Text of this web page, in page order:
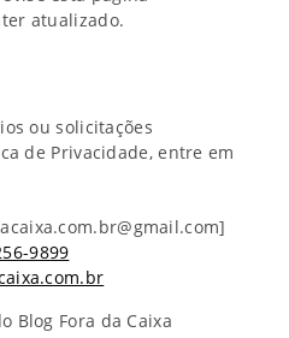
atualizado.
ou solicitações
de Privacidade, entre em
9899